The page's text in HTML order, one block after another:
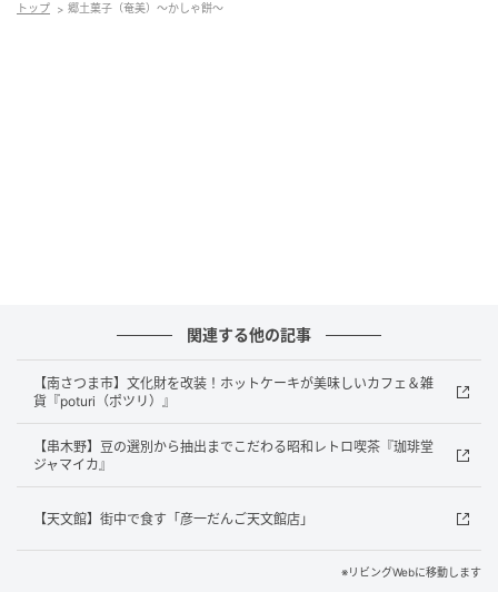
出典：リビングかごしまWeb
トップ 郷土菓子（奄美）～かしゃ餅～
関連する他の記事
【南さつま市】文化財を改装！ホットケーキが美味しいカフェ＆雑
貨『poturi（ポツリ）』
【串木野】豆の選別から抽出までこだわる昭和レトロ喫茶『珈琲堂
ジャマイカ』
【天文館】街中で食す「彦一だんご天文館店」
※リビングWebに移動します